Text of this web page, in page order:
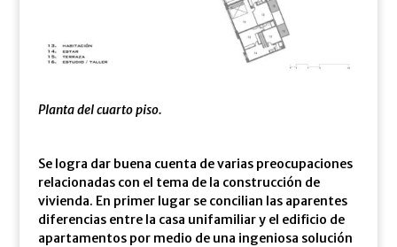
Planta del cuarto piso.
Se logra dar buena cuenta de varias preocupaciones
relacionadas con el tema de la construcción de
vivienda. En primer lugar se concilian las aparentes
diferencias entre la casa unifamiliar y el edificio de
apartamentos por medio de una ingeniosa solución